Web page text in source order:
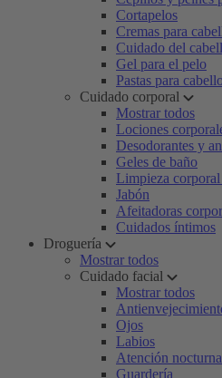
Cortapelos
Cremas para
Cuidado del
Gel para el pelo
Pastas para
Cuidado corporal
Mostrar todos
Lociones
Desodorantes y
Geles de baño
Limpieza
Jabón
Afeitadoras
Cuidados íntimos
Droguería
Mostrar todos
Cuidado facial
Mostrar todos
Ojos
Labios
Atención nocturna
Guardería